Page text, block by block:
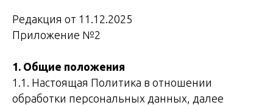
Редакция от 11.12.2025
Приложение №2
1. Общие положения
1.1. Настоящая Политика в отношении
обработки персональных данных, далее